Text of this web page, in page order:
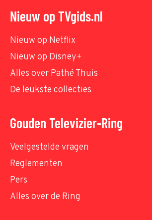
Nieuw op TVgids.nl
Nieuw op Netflix
Nieuw op Disney+
Alles over Pathé Thuis
De leukste collecties
Gouden Televizier-Ring
Veelgestelde vragen
Reglementen
Pers
Alles over de Ring